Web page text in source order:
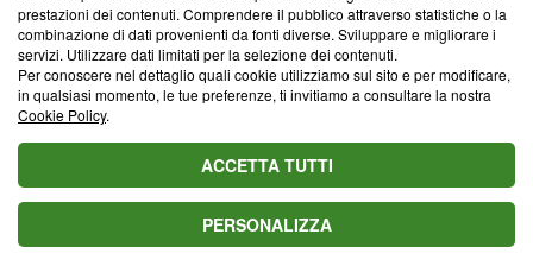
Cookie Policy
Blasting SA, IDI CHE-247.845.224, Via Carlo Frasca, 3 - 6900
Lugano (Svizzera) Tel:+39 0690258937
© 2026 Blasting News
prestazioni dei contenuti. Comprendere il pubblico attraverso statistiche o la
combinazione di dati provenienti da fonti diverse. Sviluppare e migliorare i
servizi. Utilizzare dati limitati per la selezione dei contenuti.
Per conoscere nel dettaglio quali cookie utilizziamo sul sito e per modificare,
in qualsiasi momento, le tue preferenze, ti invitiamo a consultare la nostra
Cookie Policy.
ACCETTA TUTTI
PERSONALIZZA